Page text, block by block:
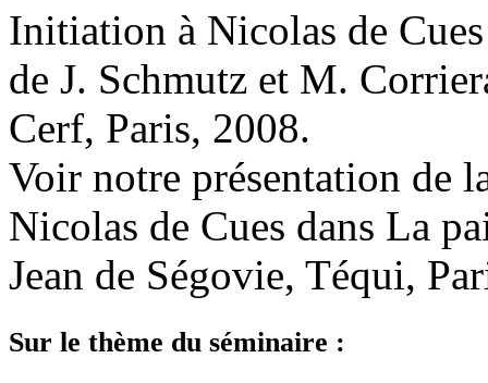
Initiation à Nicolas de
de J. Schmutz et M.
Cerf, Paris, 2008.
Voir notre présentation de
Nicolas de Cues dans La
Jean de Ségovie, Téqui,
Sur le thème du séminaire :